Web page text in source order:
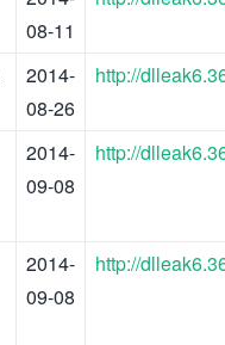
08-11
2014-
08-26
http://
2014-
09-08
http://
2014-
09-08
http://